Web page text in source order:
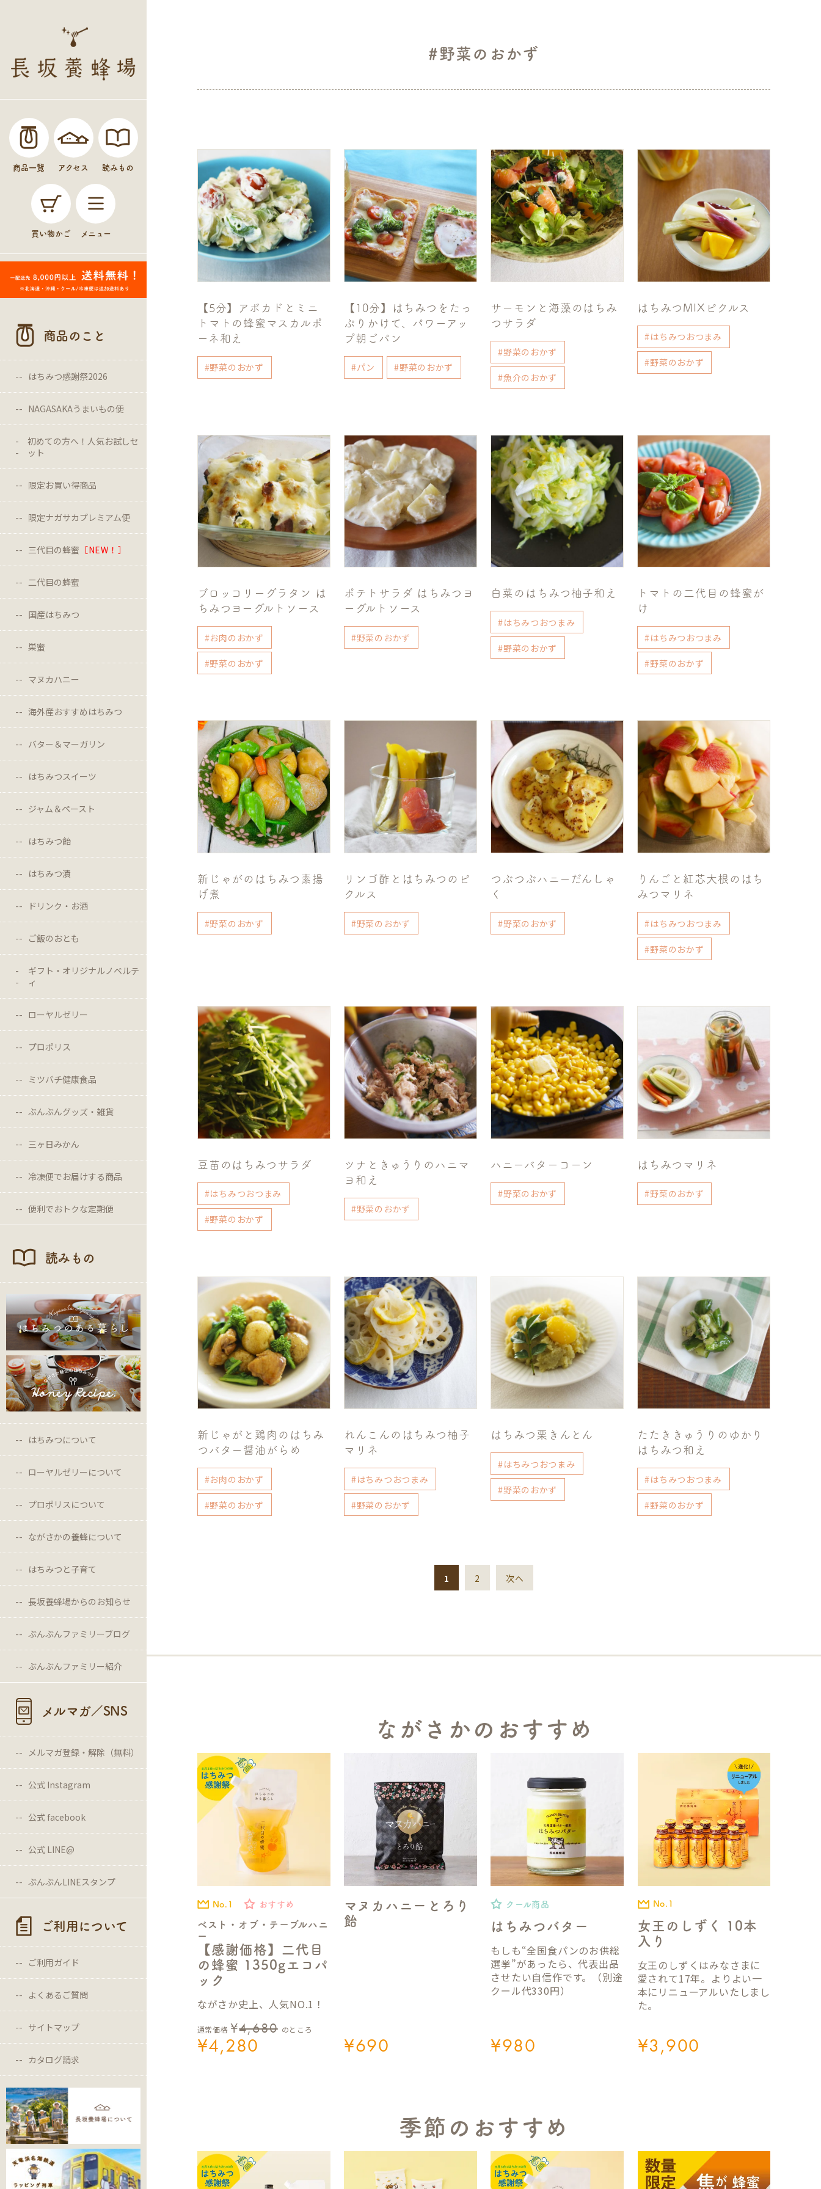
商品一覧 アクセス 読みもの
買い物かご メニュー
商品のこと
はちみつ感謝祭2026
NAGASAKAうまいもの便
初めての方へ！人気お試しセ
ット
限定お買い得商品
限定ナガサカプレミアム便
三代目の蜂蜜 ［NEW！］
二代目の蜂蜜
国産はちみつ
巣蜜
マヌカハニー
海外産おすすめはちみつ
バター＆マーガリン
はちみつスイーツ
ジャム＆ペースト
はちみつ飴
はちみつ漬
ドリンク・お酒
ご飯のおとも
ギフト・オリジナルノベルテ
ィ
ローヤルゼリー
プロポリス
ミツバチ健康食品
ぶんぶんグッズ・雑貨
三ヶ日みかん
冷凍便でお届けする商品
便利でおトクな定期便
読みもの
はちみつについて
ローヤルゼリーについて
プロポリスについて
ながさかの養蜂について
はちみつと子育て
長坂養蜂場からのお知らせ
ぶんぶんファミリーブログ
ぶんぶんファミリー紹介
メルマガ／SNS
メルマガ登録・解除（無料）
公式 Instagram
公式 facebook
公式 LINE@
ぶんぶんLINEスタンプ
ご利用について
ご利用ガイド
よくあるご質問
サイトマップ
カタログ請求
#野菜のおかず
【5分】アボカドとミニ
トマトの蜂蜜マスカルポ
ーネ和え
#野菜のおかず
【10分】はちみつをたっ
ぷりかけて、パワーアッ
プ朝ごパン
#パン #野菜のおかず
サーモンと海藻のはちみ
つサラダ
#野菜のおかず
#魚介のおかず
はちみつMIXピクルス
#はちみつおつまみ
#野菜のおかず
ブロッコリーグラタン は
ちみつヨーグルトソース
#お肉のおかず
#野菜のおかず
ポテトサラダ はちみつヨ
ーグルトソース
#野菜のおかず
白菜のはちみつ柚子和え
#はちみつおつまみ
#野菜のおかず
トマトの二代目の蜂蜜が
け
#はちみつおつまみ
#野菜のおかず
新じゃがのはちみつ素揚
げ煮
#野菜のおかず
リンゴ酢とはちみつのピ
クルス
#野菜のおかず
つぶつぶハニーだんしゃ
く
#野菜のおかず
りんごと紅芯大根のはち
みつマリネ
#はちみつおつまみ
#野菜のおかず
豆苗のはちみつサラダ
#はちみつおつまみ
#野菜のおかず
ツナときゅうりのハニマ
ヨ和え
#野菜のおかず
ハニーバターコーン
#野菜のおかず
はちみつマリネ
#野菜のおかず
新じゃがと鶏肉のはちみ
つバター醤油がらめ
#お肉のおかず
#野菜のおかず
れんこんのはちみつ柚子
マリネ
#はちみつおつまみ
#野菜のおかず
はちみつ栗きんとん
#はちみつおつまみ
#野菜のおかず
たたききゅうりのゆかり
はちみつ和え
#はちみつおつまみ
#野菜のおかず
1 2 次へ
ながさかのおすすめ
ベスト・オブ・テーブルハニ
ー
【感謝価格】二代目
の蜂蜜 1350gエコパ
ック
No.1 おすすめ
通常価格 ¥4,680 のところ
¥4,280
ながさか史上、人気NO.1！
マヌカハニーとろり
飴
¥690
はちみつバター
クール商品
¥980
もしも“全国食パンのお供総
選挙”があったら、代表出品
させたい自信作です。（別途
クール代330円）
女王のしずく 10本
入り
No.1
¥3,900
女王のしずくはみなさまに
愛されて17年。よりよい一
本にリニューアルいたしまし
た。
季節のおすすめ